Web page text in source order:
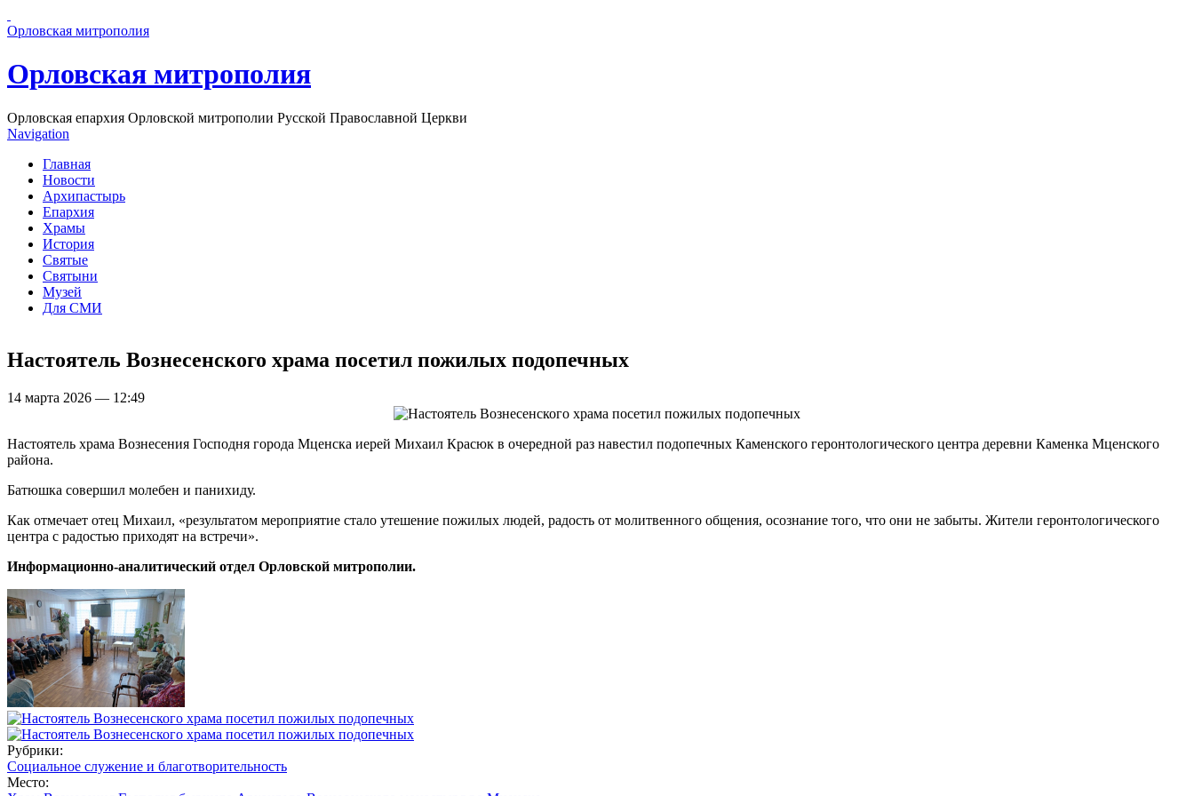
Орловская митрополия
Орловская митрополия
Орловская епархия Орловской митрополии Русской Православной Церкви
Navigation
Главная
Новости
Архипастырь
Епархия
Храмы
История
Святые
Святыни
Музей
Для СМИ
Настоятель Вознесенского храма посетил пожилых подопечных
14 марта 2026 — 12:49
Настоятель храма Вознесения Господня города Мценска иерей Михаил Красюк в очередной раз навестил подопечных Каменского геронтологического центра деревни Каменка Мценского
района.
Батюшка совершил молебен и панихиду.
Как отмечает отец Михаил, «результатом мероприятие стало утешение пожилых людей, радость от молитвенного общения, осознание того, что они не забыты. Жители геронтологического
центра с радостью приходят на встречи».
Информационно-аналитический отдел Орловской митрополии.
Рубрики:
Социальное служение и благотворительность
Место: